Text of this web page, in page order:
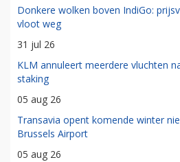
Donkere wolken boven IndiGo:
vloot weg
31 jul 26
KLM annuleert meerdere vluchten
staking
05 aug 26
Transavia opent komende winter
Brussels Airport
05 aug 26